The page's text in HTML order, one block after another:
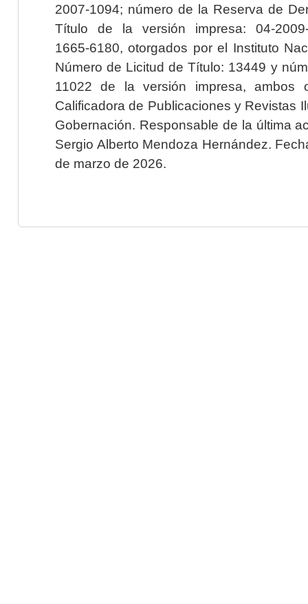
2007-1094; número de la Reserva de
Título de la versión impresa: 04-2009-
1665-6180, otorgados por el Instituto
Número de Licitud de Título: 13449 y
11022 de la versión impresa, ambos
Calificadora de Publicaciones y Revistas
Gobernación. Responsable de la última
Sergio Alberto Mendoza Hernández.
de marzo de 2026.